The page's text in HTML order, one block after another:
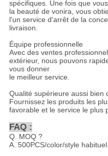
spécifiques. Une fois que
la beauté de vonira, vous
l'un service d'arrêt de la
livraison.
Équipe professionnelle
Avec des ventes
extérieur, nous pouvons
vous donner
le meilleur service.
Qualité supérieure aussi bien
Fournissez les produits les
favorable et le service le plus
FAQ :
Q. MOQ ?
A. 500PCS/color/style habituel.